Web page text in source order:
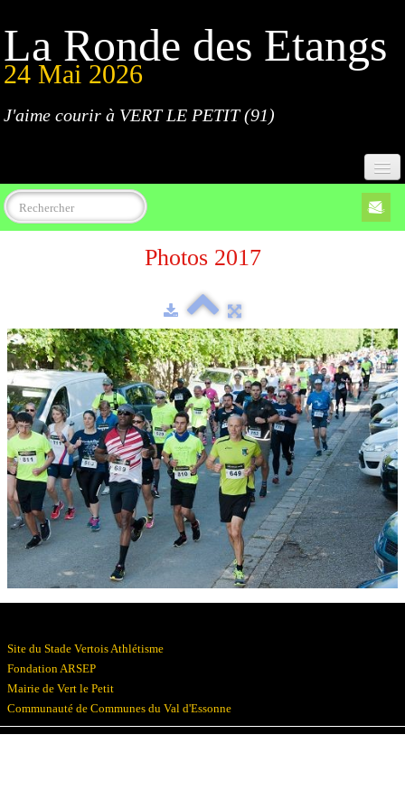
La Ronde des Etangs
24 Mai 2026
J'aime courir à VERT LE PETIT (91)
Accueil
Règlement
Parcours
Résultats
Devenez bénévoles
Partenaires
Photos▼
Photos 2017
Site du Stade Vertois Athlétisme
Fondation ARSEP
Mairie de Vert le Petit
Communauté de Communes du Val d'Essonne